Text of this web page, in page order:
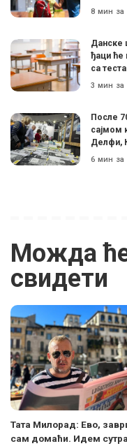
8 мин
Данске
ђаци
са теста
3 мин
После
сајмом
Делфи,
6 мин
Можда
свидети
Тата Милорад: Ево,
сам домаћи. Идем